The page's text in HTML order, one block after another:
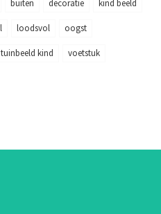
buiten decoratie kind beeld
loodsvol oogst
tuinbeeld kind voetstuk